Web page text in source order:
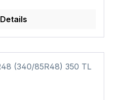
Details